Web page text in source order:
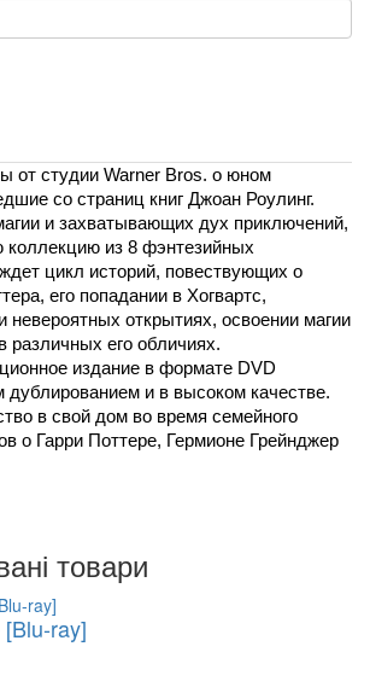
от студии Warner Bros. о юном
со страниц книг Джоан Роулинг.
и захватывающих дух приключений,
коллекцию из 8 фэнтезийных
цикл историй, повествующих о
его попадании в Хогвартс,
невероятных открытиях, освоении магии
различных его обличиях.
издание в формате DVD
дублированием и в высоком качестве.
в свой дом во время семейного
о Гарри Поттере, Гермионе Грейнджер
товари
ray]